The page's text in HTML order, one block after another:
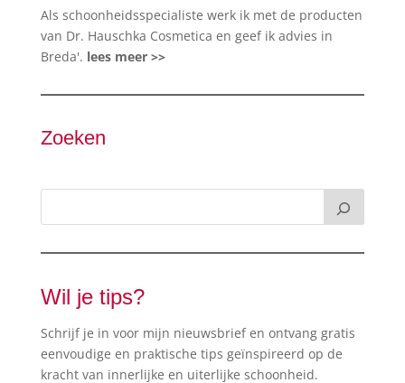
Als schoonheidsspecialiste werk ik met de producten
van Dr. Hauschka Cosmetica en geef ik advies in
Breda'. lees meer >>
Zoeken
Wil je tips?
Schrijf je in voor mijn nieuwsbrief en ontvang gratis
eenvoudige en praktische tips geïnspireerd op de
kracht van innerlijke en uiterlijke schoonheid.